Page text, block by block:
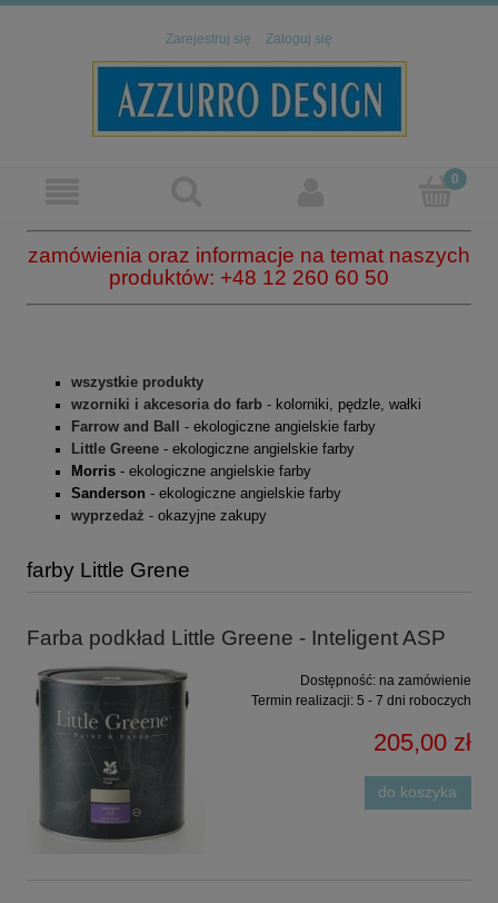
Zarejestruj się Zaloguj się
zamówienia oraz informacje na temat naszych
produktów: +48 12 260 60 50
wszystkie produkty
wzorniki i akcesoria do farb - kolorniki, pędzle, wałki
Farrow and Ball
- ekologiczne angielskie farby
Little Greene - ekologiczne angielskie farby
Morris - ekologiczne angielskie farby
Sanderson - ekologiczne angielskie farby
wyprzedaż - okazyjne zakupy
farby Little Grene
Farba podkład Little Greene - Inteligent ASP
Dostępność: na zamówienie
Termin realizacji: 5 - 7 dni roboczych
205,00 zł
do koszyka